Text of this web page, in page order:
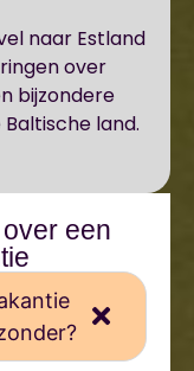
naar Estland
over
bijzondere
land.
een